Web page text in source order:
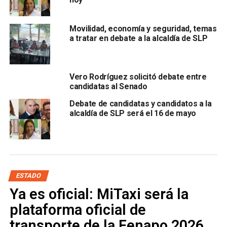
El representante de Fuerza por México opinó que
hizo
falta una sanción o llamada de atención para el
candidato Adrián Esper
mal del gobernador”, mencionó que considera que sí
pueden diferir y estar en contra de las acciones que ha
realizado Juan Manuel Carreras López en su sexenio, pero
“sin que los candidatos utilicen calificativos peyorativos”.
Machinena Morales agregó quele faltó tiempo para
desarrollar algunas ideas
Movilidad, economía y seguridad, temas
a tratar en debate a la alcaldía de SLP
Vero Rodríguez solicitó debate entre
candidatas al Senado
Debate de candidatas y candidatos a la
alcaldía de SLP será el 16 de mayo
ESTADO
Ya es oficial: MiTaxi será la
plataforma oficial de